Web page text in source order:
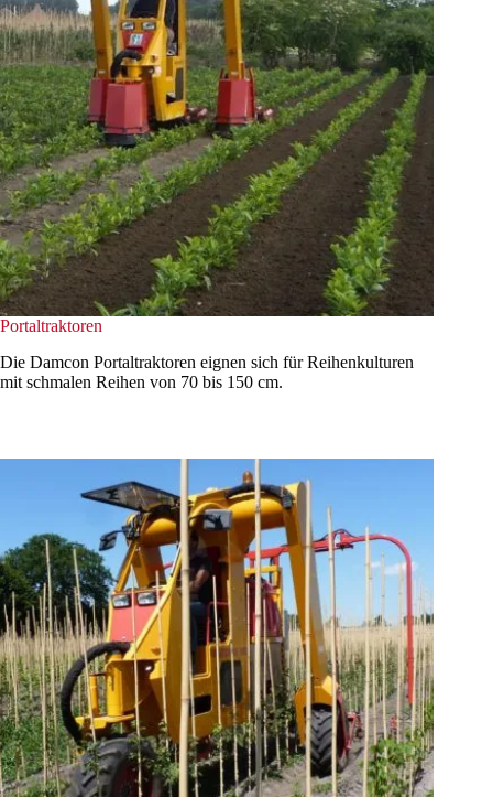
Portaltraktoren
Die Damcon Portaltraktoren eignen sich für Reihenkulturen
mit schmalen Reihen von 70 bis 150 cm.